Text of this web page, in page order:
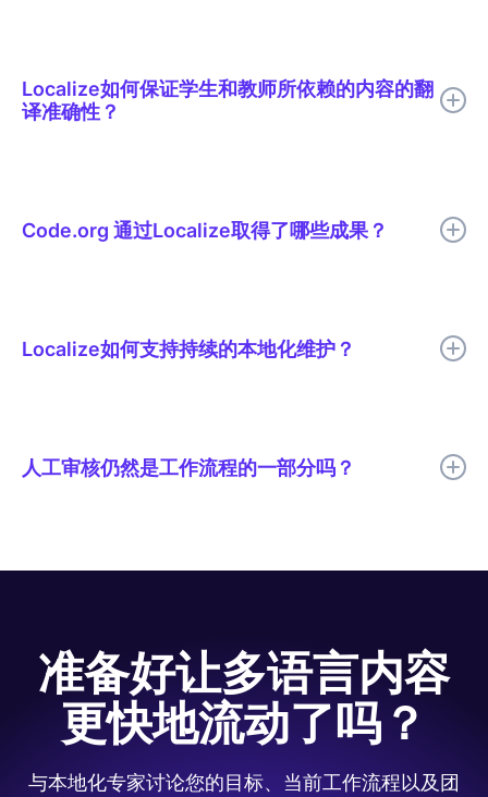
Localize如何保证学生和教师所依赖的内容的翻
译准确性？
发现翻译错误的编码术语。共享的词汇表确保了“循环”和“函数”等
词语在 Code.org 支持的所有 29 种语言中保持一致。
Code.org 通过Localize取得了哪些成果？
Localize如何支持持续的本地化维护？
人工审核仍然是工作流程的一部分吗？
现。
准备好让多语言内容
更快地流动了吗？
与本地化专家讨论您的目标、当前工作流程以及团